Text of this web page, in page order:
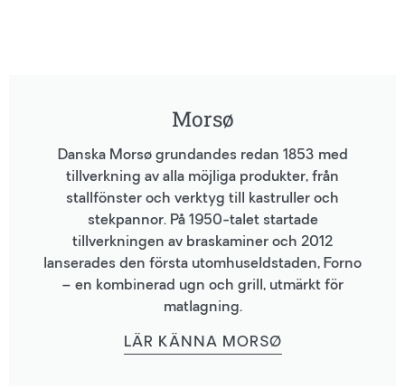
Morsø
Danska Morsø grundandes redan 1853 med
tillverkning av alla möjliga produkter, från
stallfönster och verktyg till kastruller och
stekpannor. På 1950-talet startade
tillverkningen av braskaminer och 2012
lanserades den första utomhuseldstaden, Forno
– en kombinerad ugn och grill, utmärkt för
matlagning.
LÄR KÄNNA MORSØ